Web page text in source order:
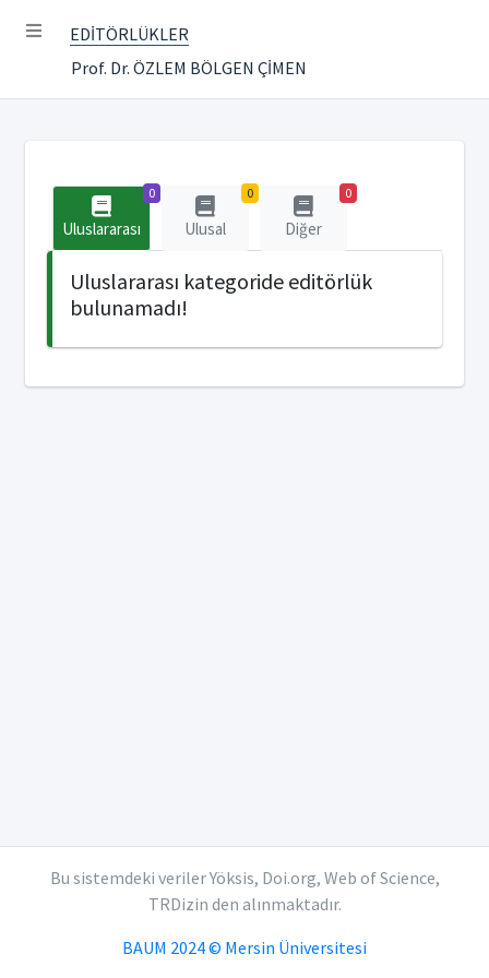
EDİTÖRLÜKLER
Prof. Dr. ÖZLEM BÖLGEN ÇİMEN
0
Uluslararası
0
Ulusal
0
Diğer
Uluslararası kategoride editörlük
bulunamadı!
Bu sistemdeki veriler Yöksis, Doi.org, Web of Science,
TRDizin den alınmaktadır.
BAUM 2024 © Mersin Üniversitesi